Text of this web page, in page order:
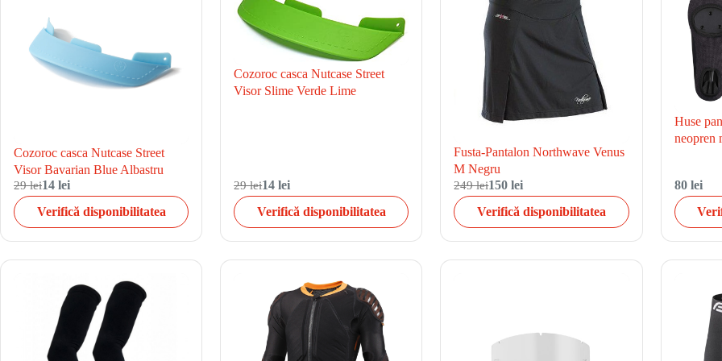
Cozoroc casca Nutcase Street
Visor Bavarian Blue Albastru
29 lei14 lei
Verifică disponibilitatea
Cozoroc casca Nutcase Street
Visor Slime Verde Lime
29 lei14 lei
Verifică disponibilitatea
Fusta-Pantalon Northwave Venus
M Negru
249 lei150 lei
Verifică disponibilitatea
Huse
neopren
80 lei